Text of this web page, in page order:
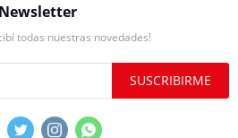
Newsletter
todas nuestras novedades!
SUSCRIBIRME
  